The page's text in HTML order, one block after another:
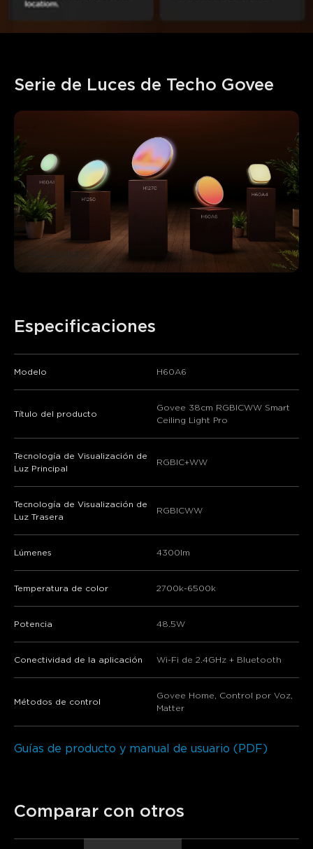
Serie de Luces de Techo Govee
Ver Productos
Especificaciones
Modelo H60A6
Título del producto
Govee 38cm RGBICWW Smart
Ceiling Light Pro
Tecnología de Visualización de
Luz Principal
RGBIC+WW
Tecnología de Visualización de
Luz Trasera
RGBICWW
Lúmenes 4300lm
Temperatura de color 2700k-6500k
Potencia 48.5W
Conectividad de la aplicación Wi-Fi de 2.4GHz + Bluetooth
Métodos de control
Govee Home, Control por Voz,
Matter
Guías de producto y manual de usuario (PDF)
Comparar con otros